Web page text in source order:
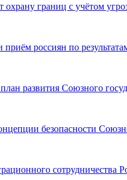
границ с учётом
приём россиян по
развития Союзного
безопасности
сотрудничества